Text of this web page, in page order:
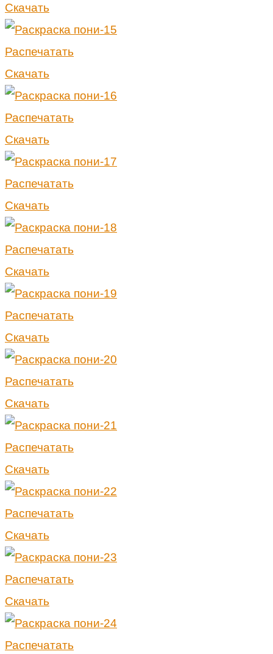
Скачать
Распечатать
Скачать
Распечатать
Скачать
Распечатать
Скачать
Распечатать
Скачать
Распечатать
Скачать
Распечатать
Скачать
Распечатать
Скачать
Распечатать
Скачать
Распечатать
Скачать
Распечатать